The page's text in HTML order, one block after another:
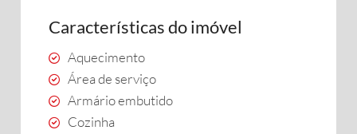
Características do imóvel
Aquecimento
Área de serviço
Armário embutido
Cozinha